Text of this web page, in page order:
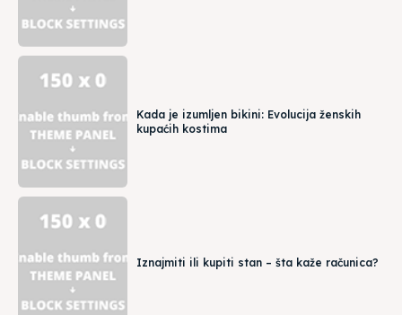
Kada je izumljen bikini: Evolucija ženskih
kupaćih kostima
Iznajmiti ili kupiti stan – šta kaže računica?